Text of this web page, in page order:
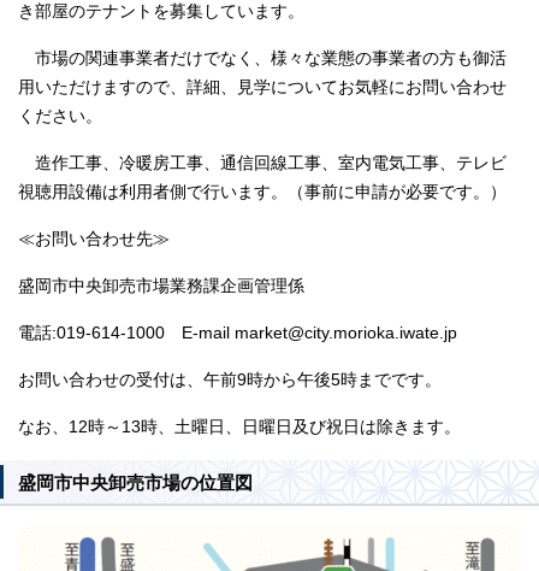
き部屋のテナントを募集しています。
市場の関連事業者だけでなく、様々な業態の事業者の方も御活
用いただけますので、詳細、見学についてお気軽にお問い合わせ
ください。
造作工事、冷暖房工事、通信回線工事、室内電気工事、テレビ
視聴用設備は利用者側で行います。（事前に申請が必要です。）
≪お問い合わせ先≫
盛岡市中央卸売市場業務課企画管理係
電話:019-614-1000 E-mail market@city.morioka.iwate.jp
お問い合わせの受付は、午前9時から午後5時までです。
なお、12時～13時、土曜日、日曜日及び祝日は除きます。
盛岡市中央卸売市場の位置図